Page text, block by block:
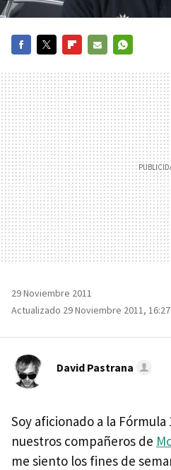
MAIL
29 Noviembre 2011
Actualizado 29 Noviembre 2011, 16:27
David Pastrana
Soy aficionado a la
nuestros compañeros de
me siento los fines de